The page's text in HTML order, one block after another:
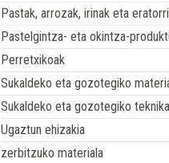
Pastak, arrozak, irinak eta
Pastelgintza- eta okintza-
Perretxikoak
Sukaldeko eta gozotegiko
Sukaldeko eta gozotegiko
Ugaztun ehizakia
zerbitzuko materiala